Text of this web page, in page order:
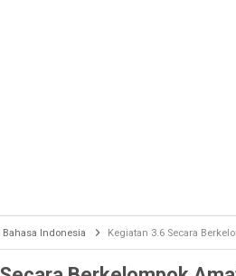
Bahasa Indonesia Kegiatan 3.6 Secara